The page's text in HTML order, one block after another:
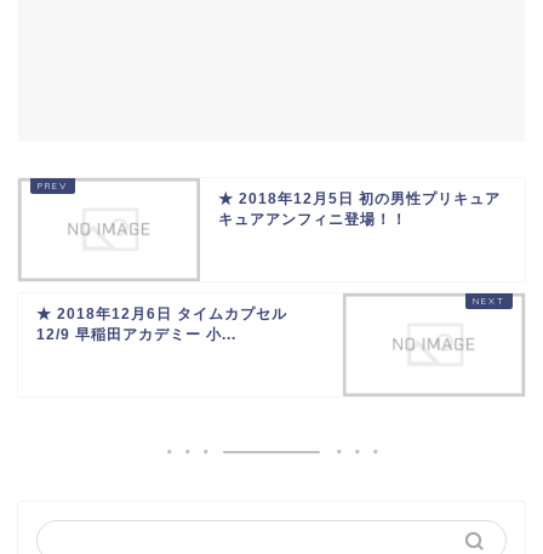
★ 2018年12月5日 初の男性プリキュア
キュアアンフィニ登場！！
★ 2018年12月6日 タイムカプセル
12/9 早稲田アカデミー 小...